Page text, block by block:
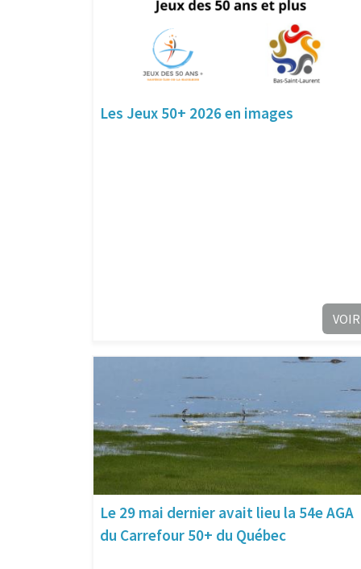
Les Jeux 50+ 2026 en images
VOIR
Le 29 mai dernier avait lieu la 54e AGA
du Carrefour 50+ du Québec